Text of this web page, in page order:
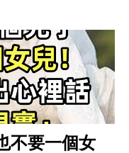
不要一個女